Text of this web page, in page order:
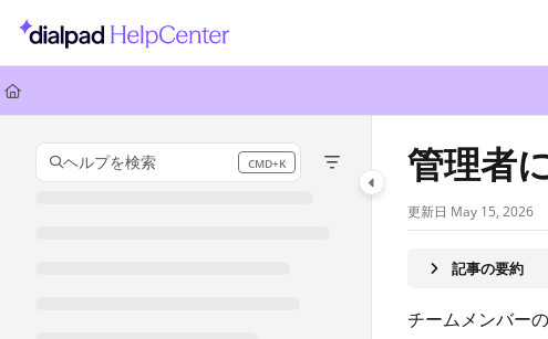
Documentation Index
Fetch the complete documentation index at:
Use this file to discover all available pages before exploring further.
ヘルプを検索 CMD+K
Press CMD+K to open search 管理者
更新日 May 15, 2026
記事の要約
チームメンバー